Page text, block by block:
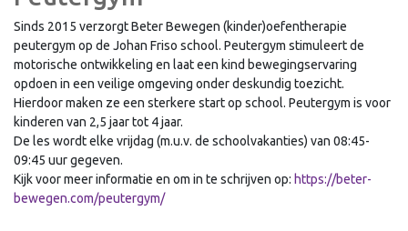
Sinds 2015 verzorgt Beter Bewegen (kinder)oefentherapie
peutergym op de Johan Friso school. Peutergym stimuleert de
motorische ontwikkeling en laat een kind bewegingservaring
opdoen in een veilige omgeving onder deskundig toezicht.
Hierdoor maken ze een sterkere start op school. Peutergym is voor
kinderen van 2,5 jaar tot 4 jaar.
De les wordt elke vrijdag (m.u.v. de schoolvakanties) van 08:45-
09:45 uur gegeven.
Kijk voor meer informatie en om in te schrijven op: https://beter-
bewegen.com/peutergym/